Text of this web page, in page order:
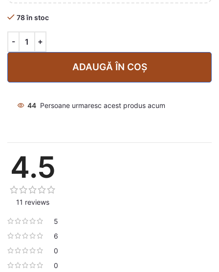
78 în stoc
ADAUGĂ ÎN COȘ
44 Persoane urmaresc acest produs acum
4.5
11 reviews
5
6
0
0